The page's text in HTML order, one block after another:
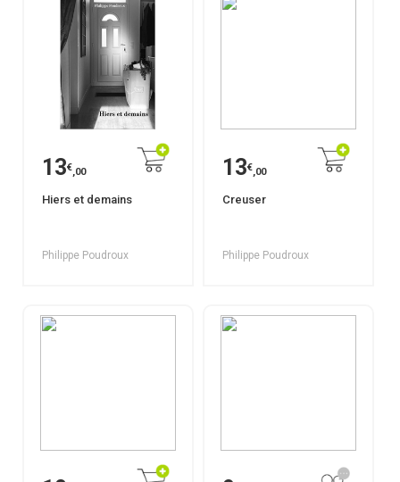
13€,00
Hiers et demains
Philippe Poudroux
13€,00
Creuser
Philippe Poudroux